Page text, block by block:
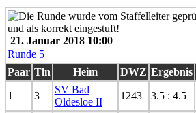
21. Januar 2018 10:00
Runde 5
Paar Tln Heim DWZ Ergebnis
1 3
SV Bad
Oldesloe II
1243 3.5 : 4.5